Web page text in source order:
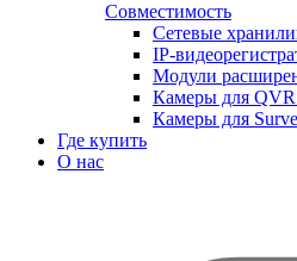
Совместимость
Сетевые
IP-
Модули
Камеры для
Камеры для
Где купить
О нас